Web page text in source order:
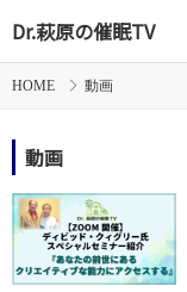
Dr.萩原の催眠TV
HOME 動画
動画